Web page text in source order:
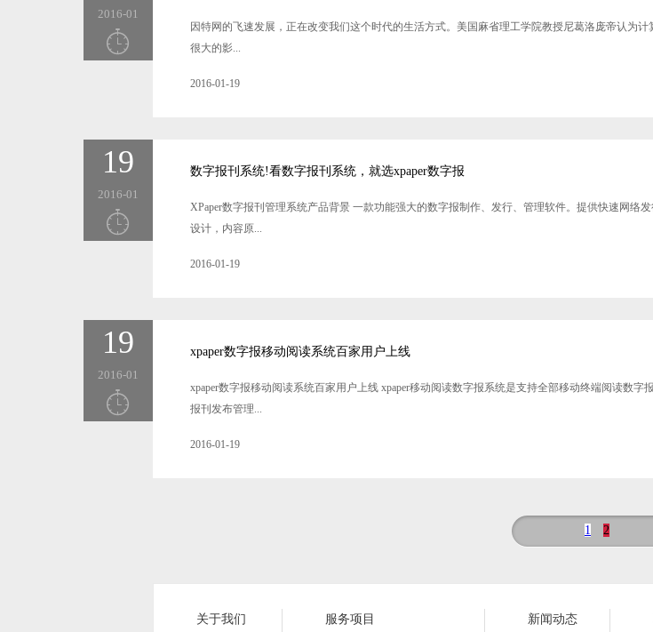
2016-01
因特网的飞速发展，正在改变我们这个时代的生活方式。美国麻省理工学院教授尼葛洛庞帝认为
很大的影...
2016-01-19
19
2016-01
数字报刊系统!看数字报刊系统，就选xpaper数字报
XPaper数字报刊管理系统产品背景 一款功能强大的数字报制作、发行、管理软件。提供快速网络
设计，内容原...
2016-01-19
19
2016-01
xpaper数字报移动阅读系统百家用户上线
xpaper数字报移动阅读系统百家用户上线 xpaper移动阅读数字报系统是支持全部移动终端阅读数
报刊发布管理...
2016-01-19
1 2
关于我们 服务项目 新闻动态